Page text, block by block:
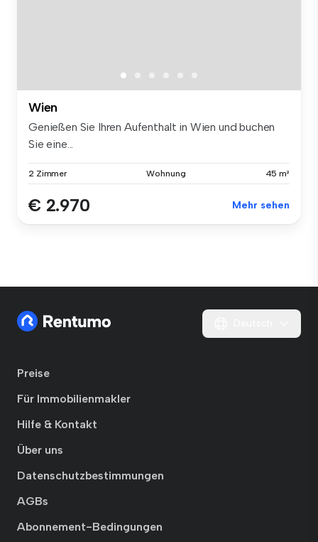
Wien
Genießen Sie Ihren Aufenthalt in Wien und buchen
Sie eine...
2 Zimmer Wohnung 45 m²
€ 2.970 Mehr sehen
Preise
Für Immobilienmakler
Hilfe & Kontakt
Über uns
Datenschutzbestimmungen
AGBs
Abonnement-Bedingungen